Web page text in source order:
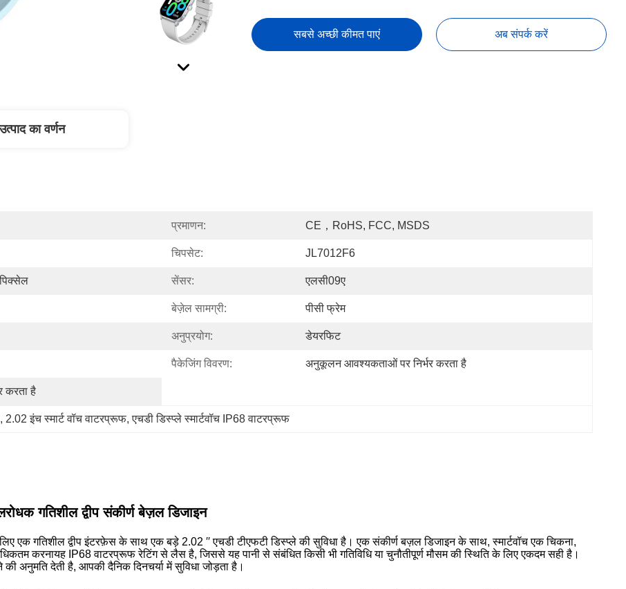
सबसे अच्छी कीमत पाएं अब संपर्क करें
का वर्णन
प्रमाणन: CE，RoHS, FCC, MSDS
चिपसेट: JL7012F6
सेंसर: एलसी09ए
बेज़ेल सामग्री: पीसी फ्रेम
अनुप्रयोग: डेयरफिट
पैकेजिंग विवरण: अनुकूलन आवश्यकताओं पर निर्भर करता है
करता है
, 2.02 इंच स्मार्ट वॉच वाटरप्रूफ, एचडी डिस्प्ले स्मार्टवॉच IP68 वाटरप्रूफ
गतिशील द्वीप संकीर्ण बेज़ल डिजाइन
एक गतिशील द्वीप इंटरफ़ेस के साथ एक बड़े 2.02 ′′ एचडी टीएफटी डिस्प्ले की सुविधा है। एक संकीर्ण बज़ल डिजाइन के साथ, स्मार्टवॉच एक चिकना,
करनायह IP68 वाटरप्रूफ रेटिंग से लैस है, जिससे यह पानी से संबंधित किसी भी गतिविधि या चुनौतीपूर्ण मौसम की स्थिति के लिए एकदम सही है।
अनुमति देती है, आपकी दैनिक दिनचर्या में सुविधा जोड़ता है।